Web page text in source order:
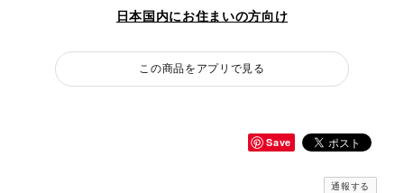
日本国内にお住まいの方向け
この商品をアプリで見る
Save
通報する